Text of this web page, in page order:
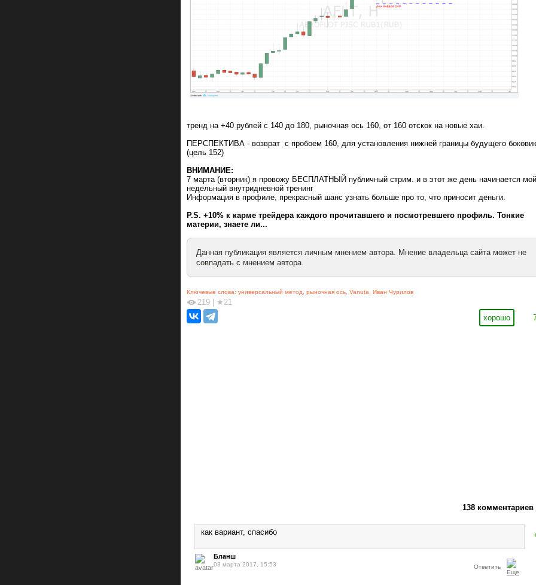
тренд на +40 рублей с 140 до 180, рыночная ось 160, от 160 отскок на новые хаи.
ПЕРСПЕКТИВА - возврат с пробоем 160, для установления нижней границы будущего
(цель 152)
ВНИМАНИЕ:
7 марта (вторник) я провожу БЕСПЛАТНЫЙ публичный стрим. и в этот же день начинается мой
недельный внутридневной тренинг
Информация в профиле, прекрасный шанс узнать больше про то, что приносит деньги.
P.S. +10% к карме трейдера каждого прочитавшего и посмотревшего профиль. Тонкие
материи, знаете ли...
Данная публикация является личным мнением автора. Мнение владельца сайта может не
совпадать с мнением автора.
Ключевые слова: универсальный метод, рыночная ось, Vanuta, Иван Чурилов
219
★21
хорошо
138 комментариев
как вариант, спасибо
Бланш
03 марта 2017, 15:53 Ответить